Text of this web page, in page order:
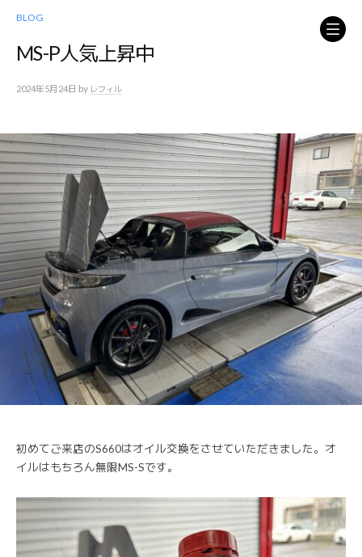
キ
ッ
プ
BLOG
MS-P人気上昇中
2024年5月24日 by レフィル
初めてご来店のS660はオイル交換をさせていただきました。オ
イルはもちろん無限MS-Sです。